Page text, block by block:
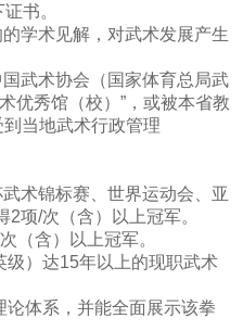
书。
学术见解，对武术发展产生
武术协会（国家体育总局武
优秀馆（校）”，或被本省教
到当地武术行政管理
术锦标赛、世界运动会、亚
项/次（含）以上冠军。
（含）以上冠军。
级）达15年以上的现职武术
体系，并能全面展示该拳